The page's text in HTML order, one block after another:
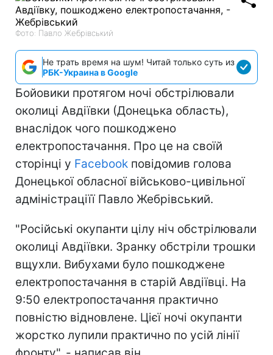
Фото: Павло Жебрівський
Не трать время на шум! Читай только суть из
РБК-Украина в Google
Бойовики протягом ночі обстрілювали
околиці Авдіївки (Донецька область),
внаслідок чого пошкоджено
електропостачання. Про це на своїй
сторінці у Facebook повідомив голова
Донецької обласної військово-цивільної
адміністраціїї Павло Жебрівський.
"Російські окупанти цілу ніч обстрілювали
околиці Авдіївки. Зранку обстріли трошки
вщухли. Вибухами було пошкоджене
електропостачання в старій Авдіївці. На
9:50 електропостачання практично
повністю відновлене. Цієї ночі окупанти
жорстко лупили практично по усій лінії